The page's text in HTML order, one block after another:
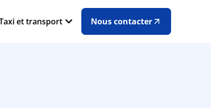
et transport Nous contacter